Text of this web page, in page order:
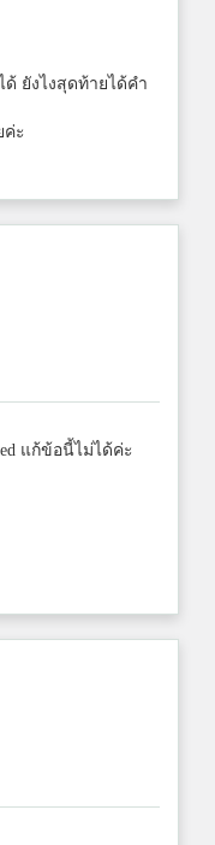
ยังไงสุดท้ายได้คำ
ค่ะ
แก้ข้อนี้ไม่ได้ค่ะ